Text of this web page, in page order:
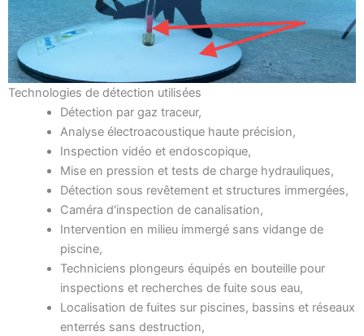
Technologies de détection utilisées
Détection par gaz traceur,
Analyse électroacoustique haute précision,
Inspection vidéo et endoscopique,
Mise en pression et tests de charge hydrauliques,
Détection sous revêtement et structures immergées,
Caméra d'inspection de canalisation,
Intervention en milieu immergé sans vidange de
piscine,
Techniciens plongeurs équipés en bouteille pour
inspections et recherches de fuite sous eau,
Localisation de fuites sur piscines, bassins et réseaux
enterrés sans destruction,